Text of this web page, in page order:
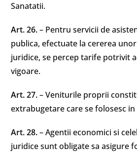
Sanatatii.
Art. 26.– Pentru servicii de
publica, efectuate la cererea
juridice, se percep tarife potrivit
vigoare.
Art. 27.– Veniturile proprii
extrabugetare care se folosesc
Art. 28.– Agentii economici si
juridice sunt obligate sa asigure